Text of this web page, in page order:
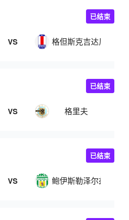
VS 格但斯克吉达尼亚
已结束
VS 格里夫
已结束
VS 鲍伊斯勒泽尔兹贡
已结束